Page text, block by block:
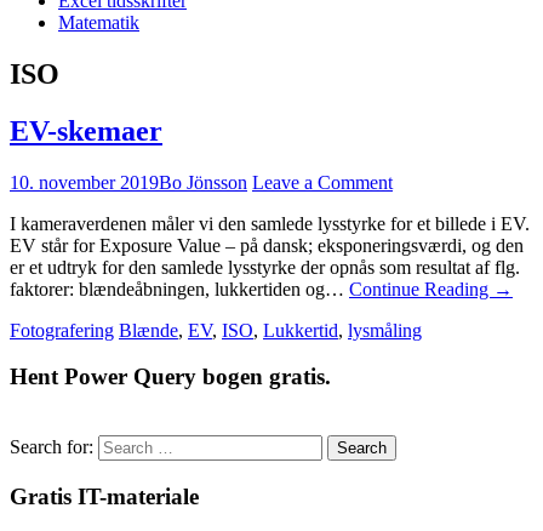
Matematik
ISO
EV-skemaer
10. november 2019Bo Jönsson Leave a Comment
I kameraverdenen måler vi den samlede lysstyrke for et billede i EV.
EV står for Exposure Value – på dansk; eksponeringsværdi, og den
er et udtryk for den samlede lysstyrke der opnås som resultat af flg.
faktorer: blændeåbningen, lukkertiden og… Continue Reading →
Fotografering Blænde, EV, ISO, Lukkertid, lysmåling
Hent Power Query bogen gratis.
Search for:
Gratis IT-materiale